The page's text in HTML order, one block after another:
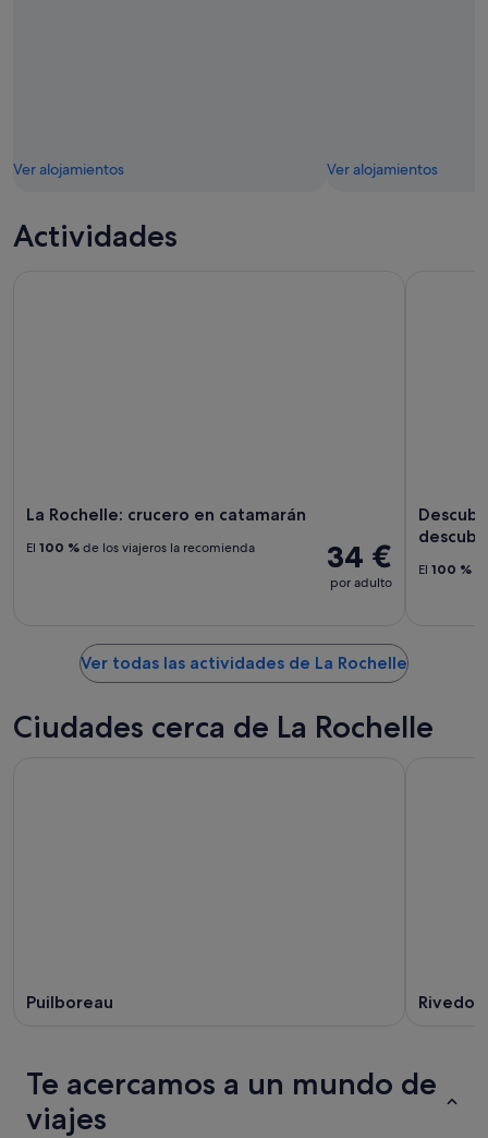
Ver alojamientos Ver alojamientos
Actividades
La Rochelle: crucero en catamarán
34 €
por adulto
El 100 % de los viajeros la recomienda
El 100 %
Ver todas las actividades de La Rochelle
Ciudades cerca de La Rochelle
Puilboreau
Te acercamos a un mundo de
viajes